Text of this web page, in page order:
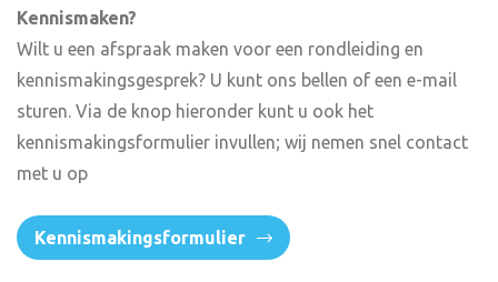
Kennismaken?
Wilt u een afspraak maken voor een rondleiding en
kennismakingsgesprek? U kunt ons bellen of een e-mail
sturen. Via de knop hieronder kunt u ook het
kennismakingsformulier invullen; wij nemen snel contact
met u op
Kennismakingsformulier